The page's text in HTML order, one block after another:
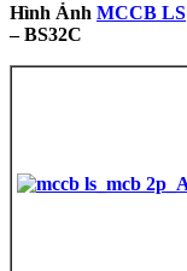
Hình Ảnh MCCB LS
– BS32C